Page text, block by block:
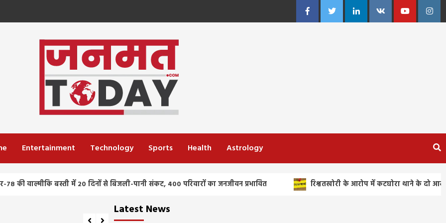
FacebookTwitterLinkedinVK Youtube
Entertainment Technology Sports Health Astrology
में 20 दिनों से बिजली-पानी संकट, 400 परिवारों का जनजीवन प्रभावित रिश्वतखोरी के आरोप में कटघोरा थाने के दो आरक्षक निलंबित, एसपी
Latest News